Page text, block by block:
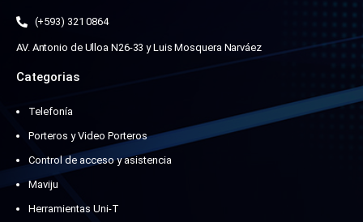
(+593) 321 0864
AV. Antonio de Ulloa N26-33 y Luis Mosquera Narváez
Categorias
Telefonía
Porteros y Video Porteros
Control de acceso y asistencia
Maviju
Herramientas Uni-T